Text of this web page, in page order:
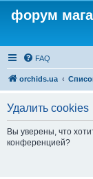
форум
FAQ
orchids.ua
Удалить cookies
Вы уверены, что
конференцией?